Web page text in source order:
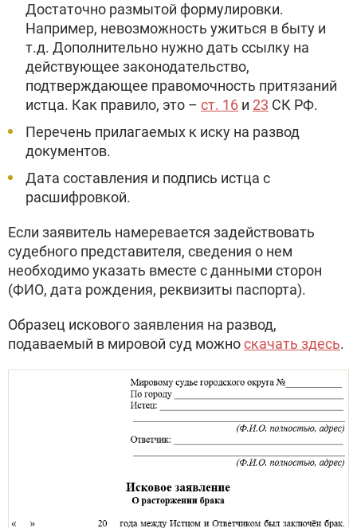
Достаточно размытой формулировки.
Например, невозможность ужиться в быту и
т.д. Дополнительно нужно дать ссылку на
действующее законодательство,
подтверждающее правомочность притязаний
истца. Как правило, это – ст. 16 и 23 СК РФ.
Перечень прилагаемых к иску на развод
документов.
Дата составления и подпись истца с
расшифровкой.
Если заявитель намеревается задействовать
судебного представителя, сведения о нем
необходимо указать вместе с данными сторон
(ФИО, дата рождения, реквизиты паспорта).
Образец искового заявления на развод,
подаваемый в мировой суд можноскачать здесь.